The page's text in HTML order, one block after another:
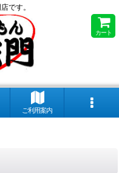
です。
カート
ご利用案内